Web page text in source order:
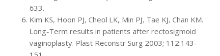
633.
Kim KS, Hoon PJ, Cheol LK, Min PJ, Tae KJ, Chan KM.
Long-Term results in patients after rectosigmoid
vaginoplasty. Plast Reconstr Surg 2003; 112:143-